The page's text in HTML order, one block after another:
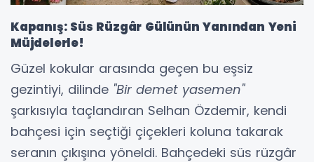
Kapanış: Süs Rüzgâr Gülünün Yanından Yeni
Müjdelerle!
Güzel kokular arasında geçen bu eşsiz
gezintiyi, dilinde "Bir demet yasemen"
şarkısıyla taçlandıran Selhan Özdemir, kendi
bahçesi için seçtiği çiçekleri koluna takarak
seranın çıkışına yöneldi. Bahçedeki süs rüzgâr